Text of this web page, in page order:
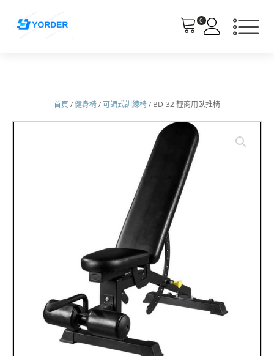
0
首頁 /健身椅/可調式訓練椅/ BD-32 輕商用臥推椅